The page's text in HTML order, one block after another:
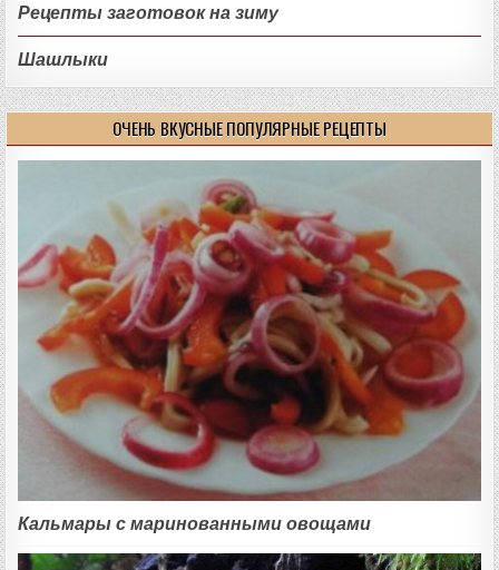
Рецепты заготовок на зиму
Шашлыки
ОЧЕНЬ ВКУСНЫЕ ПОПУЛЯРНЫЕ РЕЦЕПТЫ
Кальмары с маринованными овощами